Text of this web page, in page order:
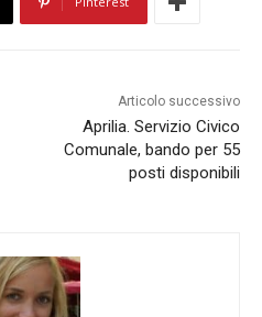
Articolo successivo
Aprilia. Servizio Civico
Comunale, bando per 55
posti disponibili